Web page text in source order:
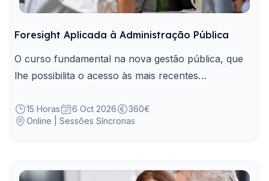
Foresight Aplicada à Administração Pública
O curso fundamental na nova gestão pública, que
lhe possibilita o acesso às mais recentes
na AP para mapear sinais, tendências, e construir
cenários.
15 Horas 6 Oct 2026
360€
Online | Sessões Síncronas